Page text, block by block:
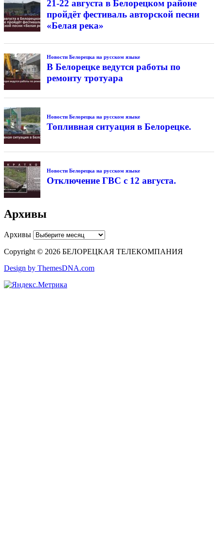
21-22 августа в Белорецком районе
пройдёт фестиваль авторской песни
«Белая река»
Новости Белорецка на русском языке
В Белорецке ведутся работы по
ремонту тротуара
Новости Белорецка на русском языке
Топливная ситуация в Белорецке.
Новости Белорецка на русском языке
Отключение ГВС с 12 августа.
Архивы
Архивы
Copyright © 2026 БЕЛОРЕЦКАЯ ТЕЛЕКОМПАНИЯ
Design by ThemesDNA.com